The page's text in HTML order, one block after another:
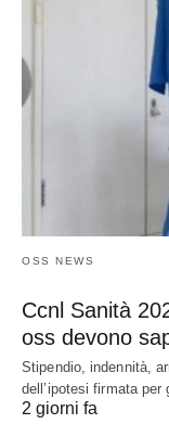
OSS NEWS
Ccnl Sanità
oss devono
Stipendio, indennità,
dell’ipotesi firmata
2 giorni fa